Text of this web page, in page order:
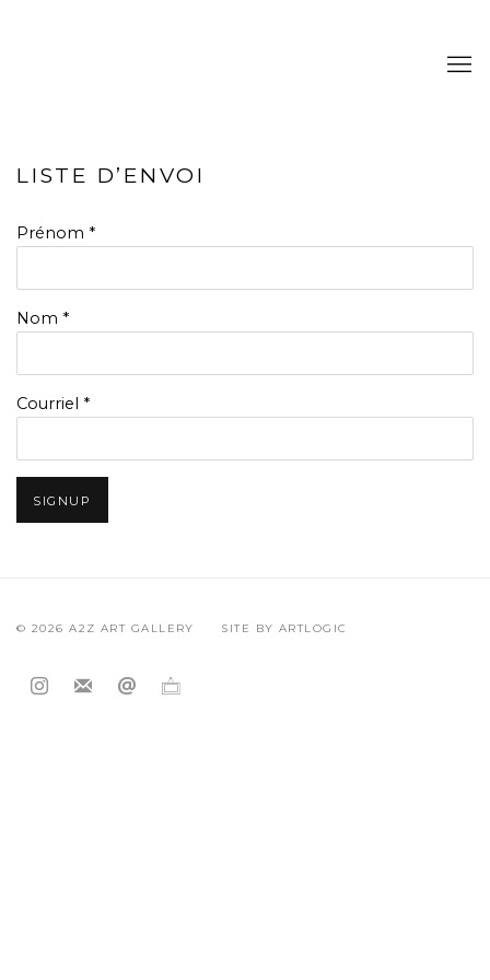
LISTE D’ENVOI
Prénom *
Nom *
Courriel *
SIGNUP
© 2026 A2Z ART GALLERY SITE BY ARTLOGIC